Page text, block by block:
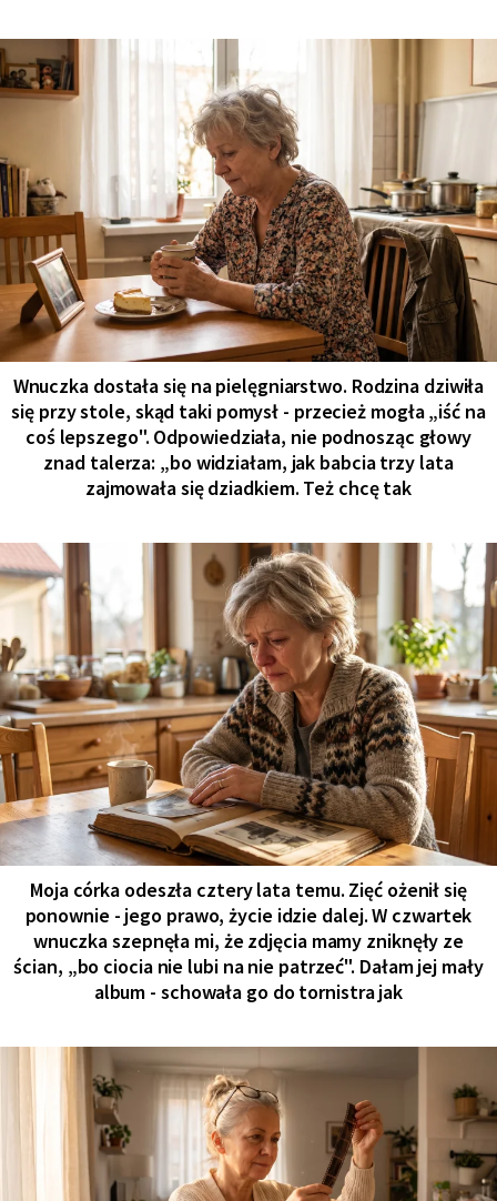
Wnuczka dostała się na pielęgniarstwo. Rodzina dziwiła
się przy stole, skąd taki pomysł - przecież mogła „iść na
coś lepszego". Odpowiedziała, nie podnosząc głowy
znad talerza: „bo widziałam, jak babcia trzy lata
zajmowała się dziadkiem. Też chcę tak
Moja córka odeszła cztery lata temu. Zięć ożenił się
ponownie - jego prawo, życie idzie dalej. W czwartek
wnuczka szepnęła mi, że zdjęcia mamy zniknęły ze
ścian, „bo ciocia nie lubi na nie patrzeć". Dałam jej mały
album - schowała go do tornistra jak